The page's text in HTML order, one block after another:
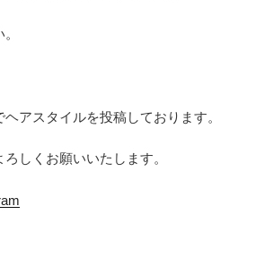
アスタイルを投稿しております。
しくお願いいたします。